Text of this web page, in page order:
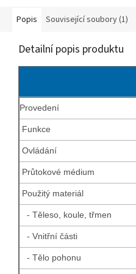
Popis Související soubory (1)
Detailní popis produktu
Provedení
Funkce
Ovládání
Průtokové médium
Použitý materiál
- Těleso, koule, třmen
- Vnitřní části
- Tělo pohonu